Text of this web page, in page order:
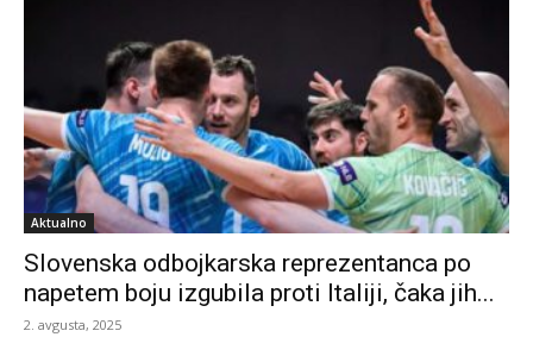
Aktualno
Slovenska odbojkarska reprezentanca po
napetem boju izgubila proti Italiji, čaka jih...
2. avgusta, 2025